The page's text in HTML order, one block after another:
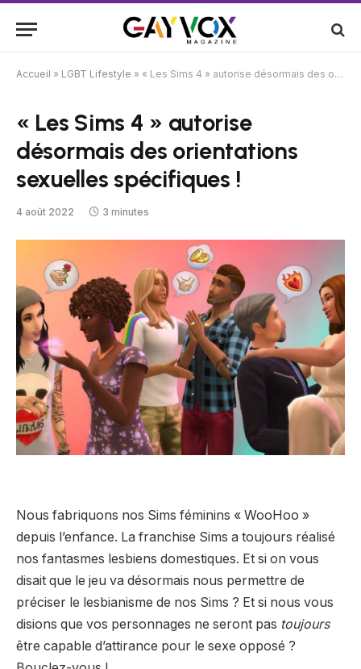
Accueil » LGBT Lifestyle » « Les Sims 4 » autorise désormais des orientations sexuelles spécifiques !
« Les Sims 4 » autorise
désormais des orientations
sexuelles spécifiques !
4 août 2022 3 minutes
Nous fabriquons nos Sims féminins « WooHoo »
depuis l’enfance. La franchise Sims a toujours réalisé
nos fantasmes lesbiens domestiques. Et si on vous
disait que le jeu va désormais nous permettre de
préciser le lesbianisme de nos Sims ? Et si nous vous
disions que vos personnages ne seront pas toujours
être capable d’attirance pour le sexe opposé ?